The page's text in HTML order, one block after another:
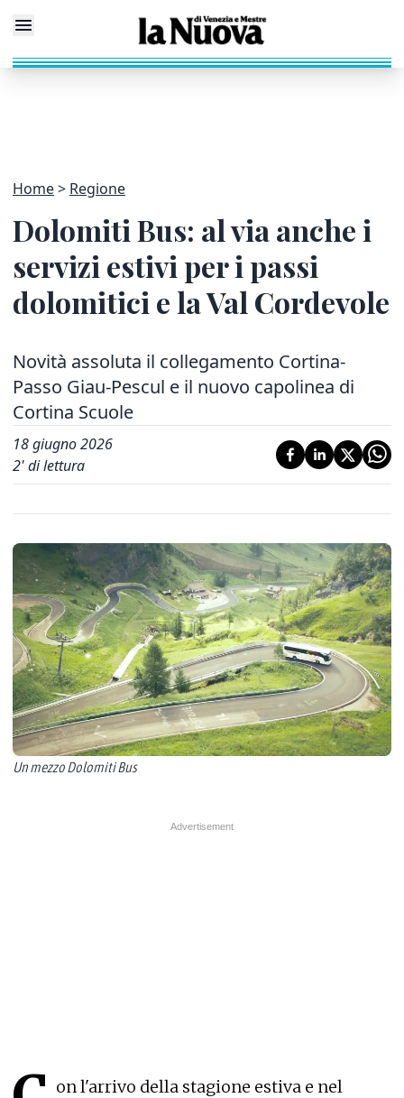
Home Regione
Dolomiti Bus: al via anche i
servizi estivi per i passi
dolomitici e la Val Cordevole
Novità assoluta il collegamento Cortina-
Passo Giau-Pescul e il nuovo capolinea di
Cortina Scuole
18 giugno 2026
2' di lettura
Un mezzo Dolomiti Bus
on l'arrivo della stagione estiva e nel